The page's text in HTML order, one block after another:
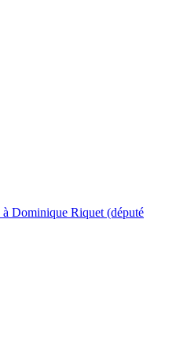
à Dominique Riquet (député